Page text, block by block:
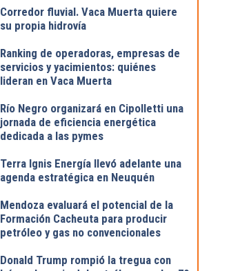
Corredor fluvial. Vaca Muerta quiere
su propia hidrovía
Ranking de operadoras, empresas de
servicios y yacimientos: quiénes
lideran en Vaca Muerta
Río Negro organizará en Cipolletti una
jornada de eficiencia energética
dedicada a las pymes
Terra Ignis Energía llevó adelante una
agenda estratégica en Neuquén
Mendoza evaluará el potencial de la
Formación Cacheuta para producir
petróleo y gas no convencionales
Donald Trump rompió la tregua con